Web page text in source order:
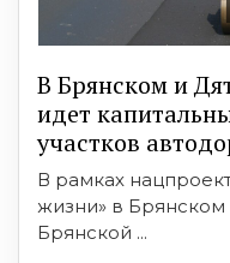
В Брянском и
идет
участков
В рамках
жизни» в Брянском
Брянской ...